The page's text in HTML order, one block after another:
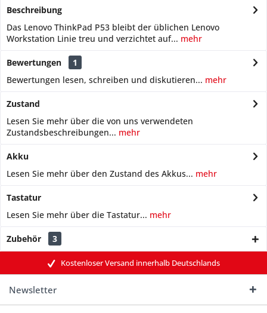
Beschreibung
Das Lenovo ThinkPad P53 bleibt der üblichen Lenovo
Workstation Linie treu und verzichtet auf... mehr
Bewertungen
1
Bewertungen lesen, schreiben und diskutieren... mehr
Zustand
Lesen Sie mehr über die von uns verwendeten
Zustandsbeschreibungen... mehr
Akku
Lesen Sie mehr über den Zustand des Akkus... mehr
Tastatur
Lesen Sie mehr über die Tastatur... mehr
Zubehör 3
Kostenloser Versand innerhalb Deutschlands
Newsletter